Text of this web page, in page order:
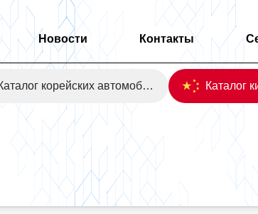
Новости Контакты
Каталог корейских автомобилей